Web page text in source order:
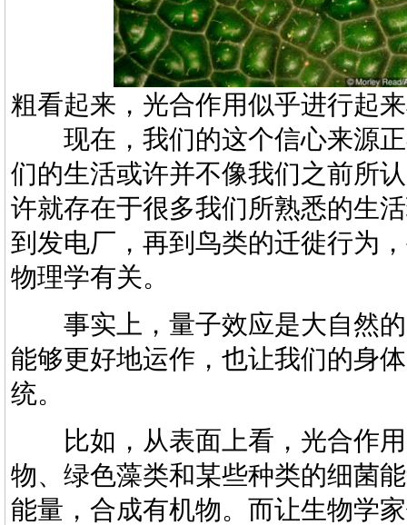
粗看起来，光合作用似乎进行起
现在，我们的这个信心来源正
们的生活或许并不像我们之前所
许就存在于很多我们所熟悉的生
到发电厂，再到鸟类的迁徙行为
物理学有关。
事实上，量子效应是大自然的
能够更好地运作，也让我们的身
统。
比如，从表面上看，光合作用
物、绿色藻类和某些种类的细菌
能量，合成有机物。而让生物学